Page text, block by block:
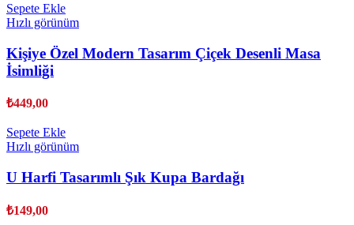
Sepete Ekle
Hızlı görünüm
Kişiye Özel Modern Tasarım Çiçek Desenli Masa
İsimliği
₺449,00
Sepete Ekle
Hızlı görünüm
U Harfi Tasarımlı Şık Kupa Bardağı
₺149,00